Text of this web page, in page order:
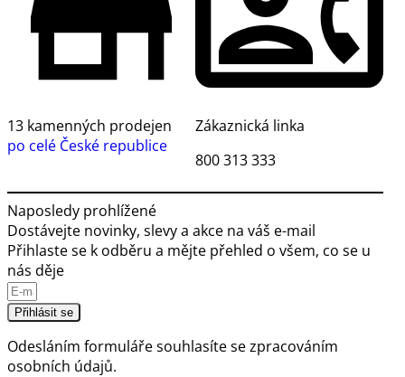
13 kamenných prodejen
po celé České republice
Zákaznická linka
800 313 333
Naposledy prohlížené
Dostávejte novinky, slevy a akce na váš e-mail
Přihlaste se k odběru a mějte přehled o všem, co se u
nás děje
Přihlásit se
Odesláním formuláře souhlasíte sezpracováním
osobních údajů.